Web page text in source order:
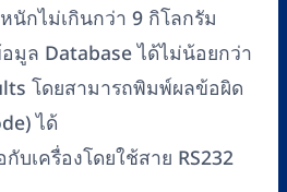
นักไม่เกินกว่า 9 กิโลกรัม
มูล Database ได้ไม่น้อยกว่า
โดยสามารถพิมพ์ผลข้อผิด
ได้
บเครื่องโดยใช้สาย RS232